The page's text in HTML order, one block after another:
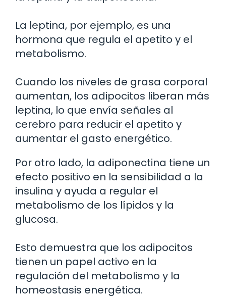
La leptina, por ejemplo, es una
hormona que regula el apetito y el
metabolismo.
Cuando los niveles de grasa corporal
aumentan, los adipocitos liberan más
leptina, lo que envía señales al
cerebro para reducir el apetito y
aumentar el gasto energético.
Por otro lado, la adiponectina tiene un
efecto positivo en la sensibilidad a la
insulina y ayuda a regular el
metabolismo de los lípidos y la
glucosa.
Esto demuestra que los adipocitos
tienen un papel activo en la
regulación del metabolismo y la
homeostasis energética.